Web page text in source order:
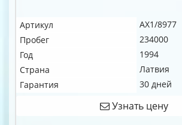
Артикул
AX1/8977
Пробег
234000
Год
1994
Страна
Латвия
Гарантия
30 дней
Узнать цену